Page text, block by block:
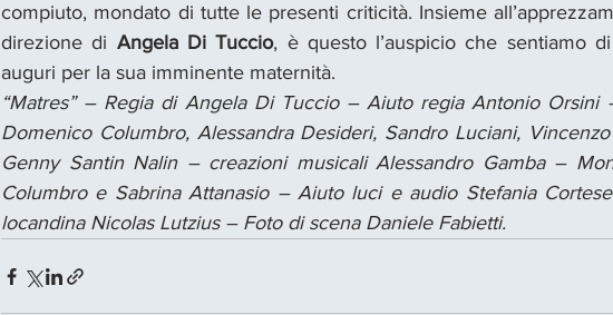
compiuto, mondato di tutte le presenti criticità. Insieme
direzione di Angela Di Tuccio, è questo l’auspicio che sentiamo
auguri per la sua imminente maternità.
“Matres” – Regia di Angela Di Tuccio – Aiuto regia Antonio Orsini
Domenico Columbro, Alessandra Desideri, Sandro Luciani,
Genny Santin Nalin – creazioni musicali Alessandro Gamba –
Columbro e Sabrina Attanasio – Aiuto luci e audio Stefania
locandina Nicolas Lutzius – Foto di scena Daniele Fabietti.